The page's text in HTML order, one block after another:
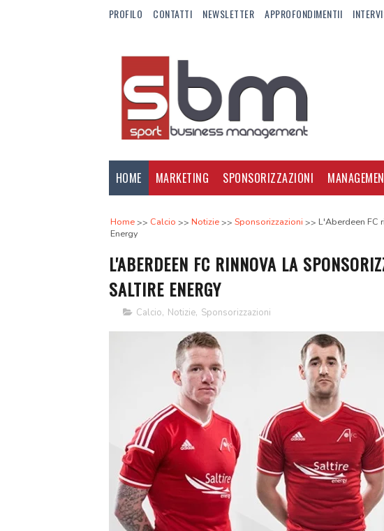
PROFILO CONTATTI NEWSLETTER APPROFONDIMENTII
HOME MARKETING SPONSORIZZAZIONI
Home Calcio Notizie Sponsorizzazioni
L'Aberdeen FC
Energy
L'ABERDEEN FC RINNOVA LA
SALTIRE ENERGY
Calcio, Notizie, Sponsorizzazioni